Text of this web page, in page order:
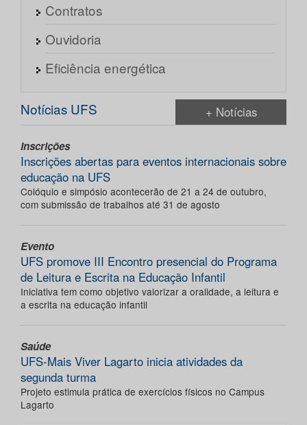
Contratos
Ouvidoria
Eficiência energética
Notícias UFS + Notícias
Inscrições
Inscrições abertas para eventos internacionais sobre
educação na UFS
Colóquio e simpósio acontecerão de 21 a 24 de outubro,
com submissão de trabalhos até 31 de agosto
Evento
UFS promove III Encontro presencial do Programa
de Leitura e Escrita na Educação Infantil
Iniciativa tem como objetivo valorizar a oralidade, a leitura e
a escrita na educação infantil
Saúde
UFS-Mais Viver Lagarto inicia atividades da
segunda turma
Projeto estimula prática de exercícios físicos no Campus
Lagarto